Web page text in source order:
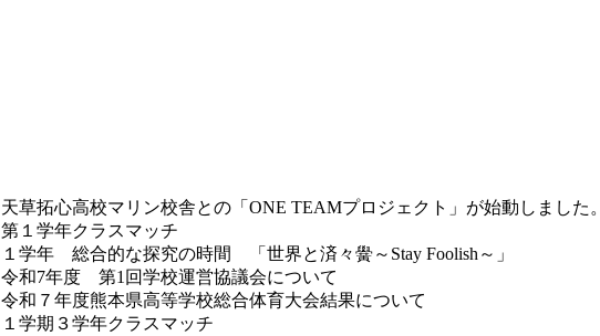
天草拓心高校マリン校舎との「ONE TEAMプロジェクト」が始動しました。
第１学年クラスマッチ
１学年 総合的な探究の時間 「世界と済々黌～Stay Foolish～」
令和7年度 第1回学校運営協議会について
令和７年度熊本県高等学校総合体育大会結果について
１学期３学年クラスマッチ